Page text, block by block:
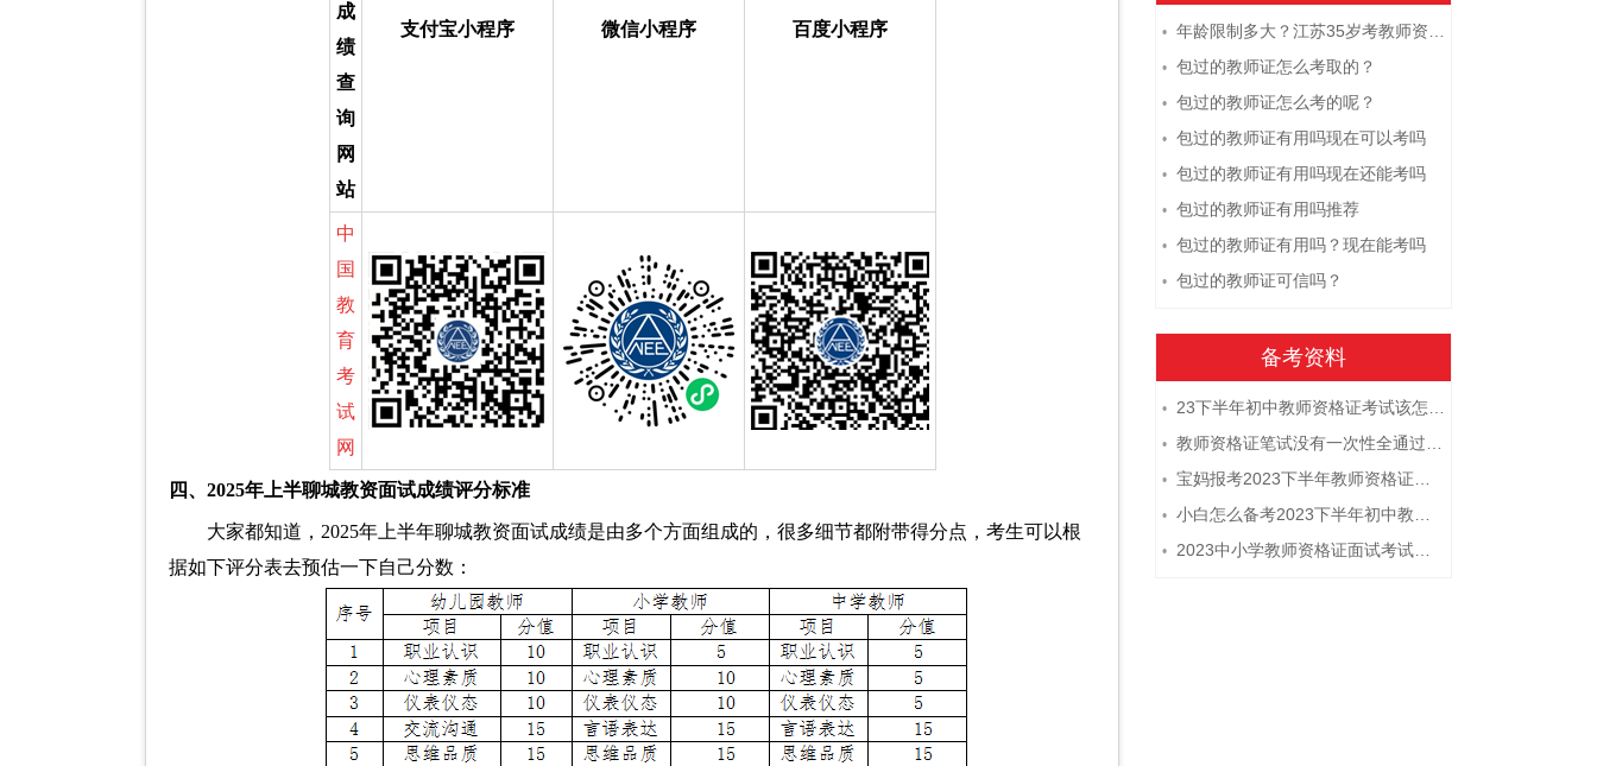
成
绩
查
询
网
站
支付宝小程序 微信小程序 百度小程序
中
国
教
育
考
试
网
四、2025年上半聊城教资面试成绩评分标准
大家都知道，2025年上半年聊城教资面试成绩是由多个方面组成的，很多细节都附带得分点，考生可以根
据如下评分表去预估一下自己分数：
• 年龄限制多大？江苏35岁考教师资格证晚吗？
• 包过的教师证怎么考取的？
• 包过的教师证怎么考的呢？
• 包过的教师证有用吗现在可以考吗
• 包过的教师证有用吗现在还能考吗
• 包过的教师证有用吗推荐
• 包过的教师证有用吗？现在能考吗
• 包过的教师证可信吗？
备考资料
• 23下半年初中教师资格证考试该怎么复习？
• 教师资格证笔试没有一次性全通过下次需要重新报考吗？
• 宝妈报考2023下半年教师资格证需要报班备考吗？
• 小白怎么备考2023下半年初中教师资格证笔试？
• 2023中小学教师资格证面试考试注意事项